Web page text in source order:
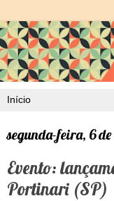
segunda-feira, 6
Evento:
Portinari (SP)